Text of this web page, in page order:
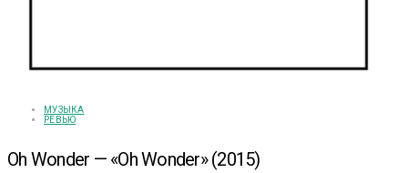
МУЗЫКА
РЕВЬЮ
Oh Wonder — «Oh Wonder» (2015)